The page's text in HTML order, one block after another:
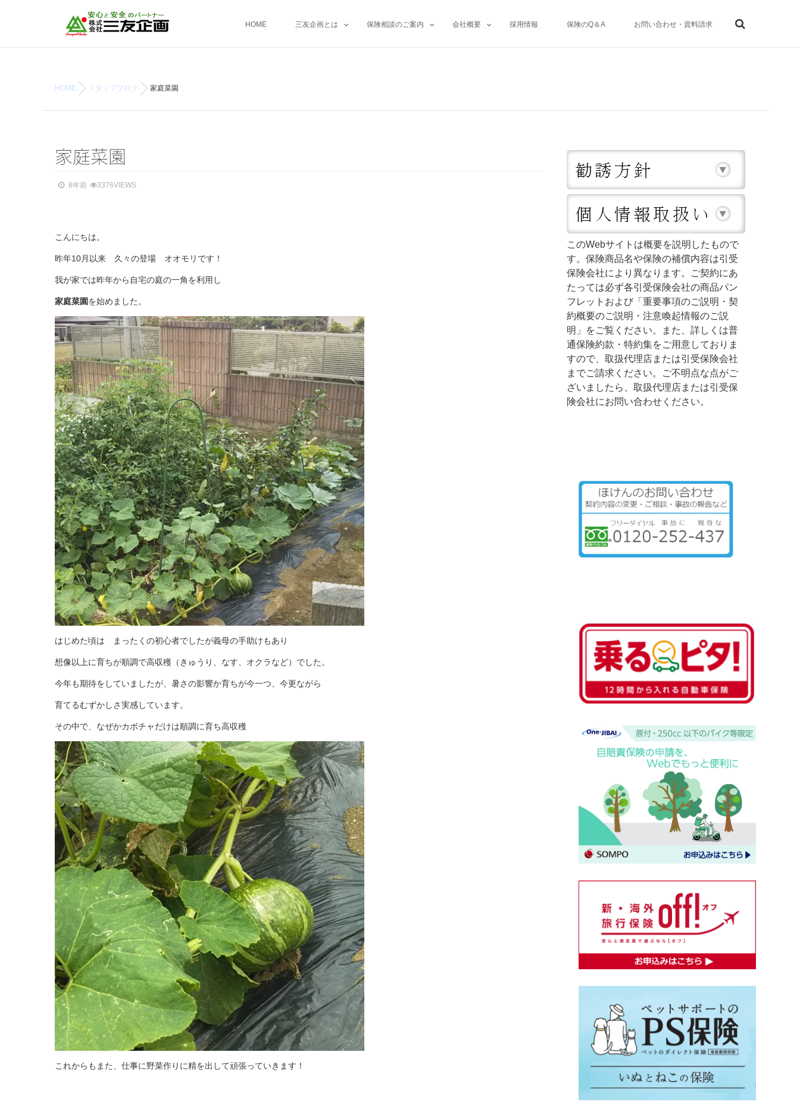
HOME 三友企画とは 保険相談のご案内 会社概要 採用情報 保険のQ＆A お問い合わせ・資料請求
HOME スタッフブログ 家庭菜園
家庭菜園
8年前 3376VIEWS
こんにちは。
昨年10月以来 久々の登場 オオモリです！
我が家では昨年から自宅の庭の一角を利用し
家庭菜園を始めました。
はじめた頃は まったくの初心者でしたが義母の手助けもあり
想像以上に育ちが順調で高収穫（きゅうり、なす、オクラなど）でした。
今年も期待をしていましたが、暑さの影響か育ちが今一つ、今更ながら
育てるむずかしさ実感しています。
その中で、なぜかカボチャだけは順調に育ち高収穫
これからもまた、仕事に野菜作りに精を出して頑張っていきます！
このWebサイトは概要を説明したもので
す。保険商品名や保険の補償内容は引受
保険会社により異なります。ご契約にあ
たっては必ず各引受保険会社の商品パン
フレットおよび「重要事項のご説明・契
約概要のご説明・注意喚起情報のご説
明」をご覧ください。また、詳しくは普
通保険約款・特約集をご用意しておりま
すので、取扱代理店または引受保険会社
までご請求ください。ご不明点な点がご
ざいましたら、取扱代理店または引受保
険会社にお問い合わせください。